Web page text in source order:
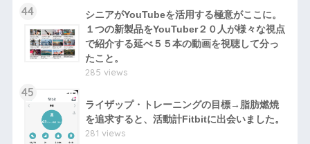
44
シニアがYouTubeを活用する極意がここに。
１つの新製品をYouTuber２０人が様々な視点
で紹介する延べ５５本の動画を視聴して分っ
たこと。
285 views
45
ライザップ・トレーニングの目標→脂肪燃焼
を追求すると、活動計Fitbitに出会いました。
281 views